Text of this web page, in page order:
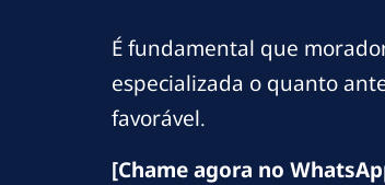
É fundamental que
especializada o quanto
favorável.
[Chame agora no